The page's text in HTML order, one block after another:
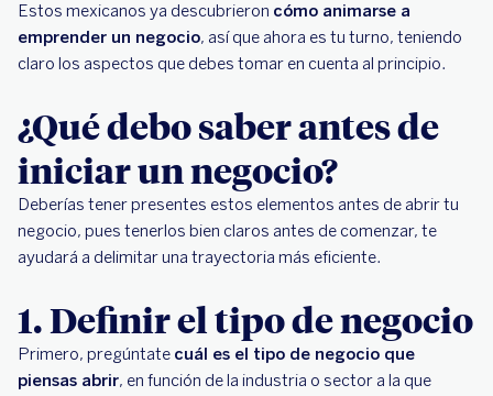
Estos mexicanos ya descubrieron cómo animarse a
emprender un negocio, así que ahora es tu turno, teniendo
claro los aspectos que debes tomar en cuenta al principio.
¿Qué debo saber antes de
iniciar un negocio?
Deberías tener presentes estos elementos antes de abrir tu
negocio, pues tenerlos bien claros antes de comenzar, te
ayudará a delimitar una trayectoria más eficiente.
1. Definir el tipo de negocio
Primero, pregúntate cuál es el tipo de negocio que
piensas abrir, en función de la industria o sector a la que